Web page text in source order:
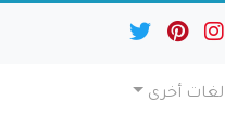
لغات أخرى